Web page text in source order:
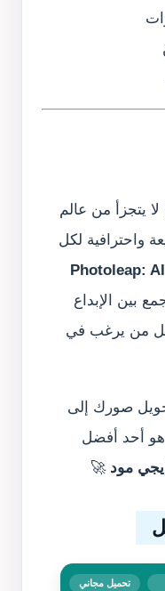
يتجزأ من عالم
واحترافية لكل
Photoleap:
بين الإبداع
لكل من يرغب في
صورك إلى
هو أحد أفضل
مود 🚀
تحميل مجاني